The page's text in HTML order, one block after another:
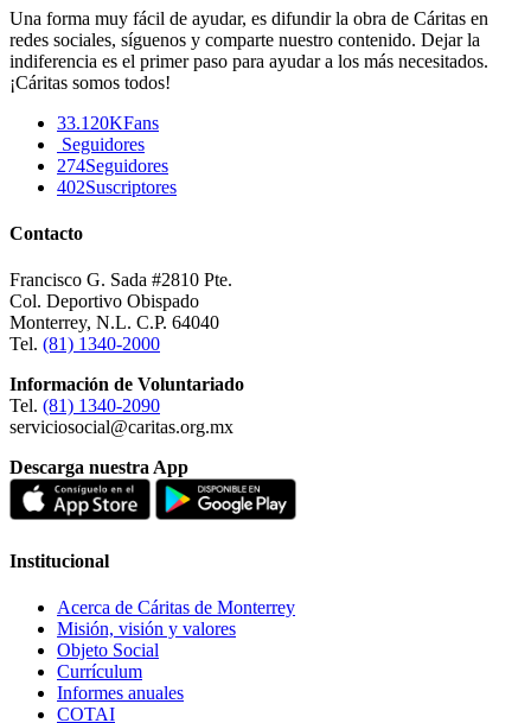
Una forma muy fácil de ayudar, es difundir la obra de Cáritas en
redes sociales, síguenos y comparte nuestro contenido. Dejar la
indiferencia es el primer paso para ayudar a los más necesitados.
¡Cáritas somos todos!
33.120KFans
Seguidores
274Seguidores
402Suscriptores
Contacto
Francisco G. Sada #2810 Pte.
Col. Deportivo Obispado
Monterrey, N.L. C.P. 64040
Tel. (81) 1340-2000
Información de Voluntariado
Tel. (81) 1340-2090
serviciosocial@caritas.org.mx
Descarga nuestra App
Institucional
Acerca de Cáritas de Monterrey
Misión, visión y valores
Objeto Social
Currículum
Informes anuales
COTAI